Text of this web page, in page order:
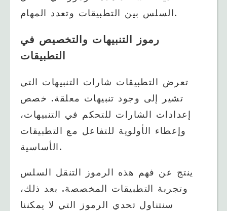
السلس بين التطبيقات وتعدد المهام.
رموز التنبيهات والتخصيص في
التطبيقات
تعرض التطبيقات شارات التنبيهات التي
تشير إلى وجود تنبيهات معلقة. خصص
إعدادات الشارات للتحكم في التنبيهات،
وإعطاء الأولوية للتفاعل مع التطبيقات
الأساسية.
ينتج عن فهم هذه الرموز التنقل السلس
وتجربة التطبيقات المخصصة. بعد ذلك،
سنتناول تحدي الرموز التي لا يمكننا